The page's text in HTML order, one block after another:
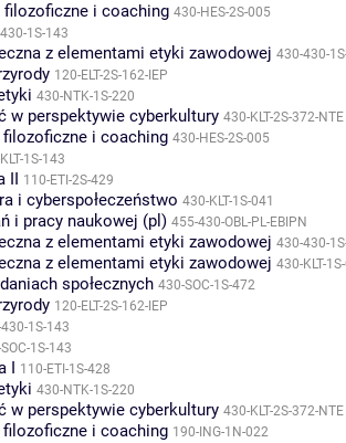
filozoficzne i coaching 430-HES-2S-005
1S-143
z elementami etyki zawodowej 430-430-
120-ELT-2S-162-IEP
430-NTK-1S-220
w perspektywie cyberkultury 430-KLT-2S-372-NTE
i coaching 430-HES-2S-005
1S-143
II 110-ETI-2S-429
i cyberspołeczeństwo 430-KLT-1S-041
i pracy naukowej (pl) 455-430-OBL-PL-EBIPN
z elementami etyki zawodowej 430-430-
z elementami etyki zawodowej 430-KLT-
społecznych 430-SOC-1S-472
120-ELT-2S-162-IEP
1S-143
1S-143
I 110-ETI-1S-428
430-NTK-1S-220
w perspektywie cyberkultury 430-KLT-2S-372-NTE
i coaching 190-ING-1N-022